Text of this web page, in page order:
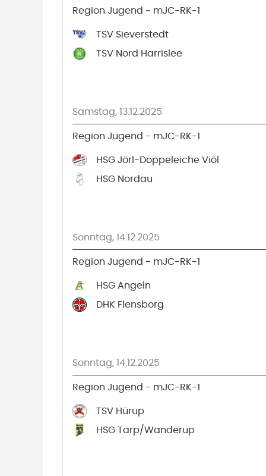
Region Jugend - mJC-RK-1
TSV Sieverstedt
TSV Nord Harrislee
Samstag, 13.12.2025
Region Jugend - mJC-RK-1
HSG Jörl-Doppeleiche Viöl
HSG Nordau
Sonntag, 14.12.2025
Region Jugend - mJC-RK-1
HSG Angeln
DHK Flensborg
Sonntag, 14.12.2025
Region Jugend - mJC-RK-1
TSV Hürup
HSG Tarp/Wanderup